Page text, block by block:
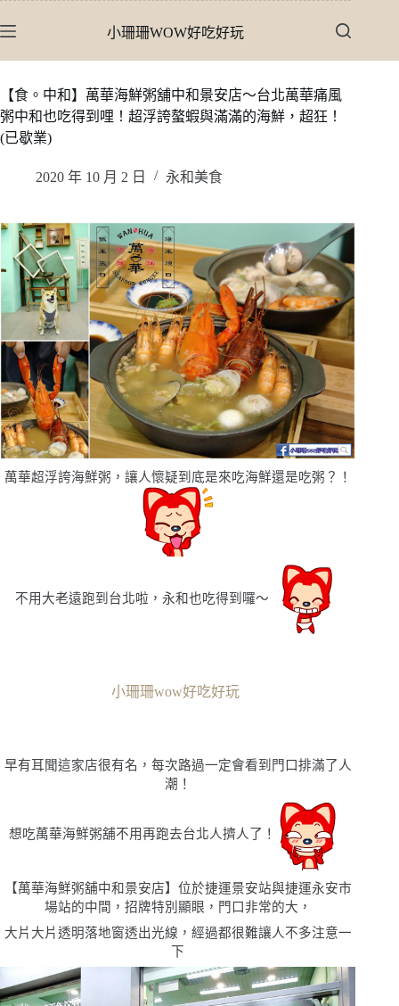
至
內
容
小珊珊WOW好吃好玩
【食。中和】萬華海鮮粥舖中和景安店〜台北萬華痛風
粥中和也吃得到哩！超浮誇螯蝦與滿滿的海鮮，超狂！
(已歇業)
2020 年 10 月 2 日 永和美食
萬華超浮誇海鮮粥，讓人懷疑到底是來吃海鮮還是吃粥？！
不用大老遠跑到台北啦，永和也吃得到囉〜
小珊珊wow好吃好玩
早有耳聞這家店很有名，每次路過一定會看到門口排滿了人
潮！
想吃萬華海鮮粥舖不用再跑去台北人擠人了！
【萬華海鮮粥舖中和景安店】位於捷運景安站與捷運永安市
場站的中間，招牌特別顯眼，門口非常的大，
大片大片透明落地窗透出光線，經過都很難讓人不多注意一
下